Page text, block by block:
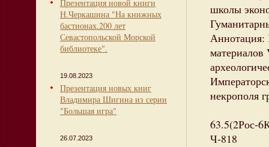
Презентация новой книги
Н.Черкашина "На книжных
бастионах.200 лет
Севастопольской Морской
библиотеке".
19.08.2023
Презентация новых книг
Владимира Шигина из серии
"Большая игра"
26.07.2023
школы
Аннотация:
материалов
некрополя
63.5(2Рос-
Ч-818